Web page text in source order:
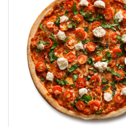
Zones de Livraison